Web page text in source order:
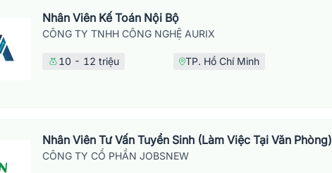
Nhân Viên Kế Toán Nội Bộ
CÔNG TY TNHH CÔNG NGHỆ AURIX
10 - 12 triệu TP. Hồ Chí Minh
Nhân Viên Tư Vấn Tuyển Sinh (Làm Việc Tại Văn Phòng)
CÔNG TY CỔ PHẦN JOBSNEW